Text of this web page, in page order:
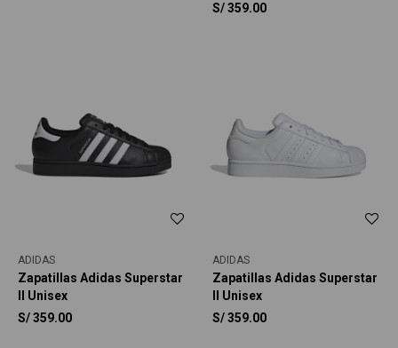
S/359.00
ADIDAS
Zapatillas Adidas Superstar
II Unisex
S/359.00
ADIDAS
Zapatillas Adidas Superstar
II Unisex
S/359.00